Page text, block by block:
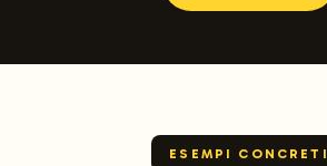
ESEMPI CONCRETI